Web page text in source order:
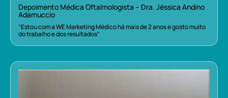
Depoimento Médica Oftalmologista – Dra. Jéssica Andino
Adamuccio
“Estou com a WE Marketing Médico há mais de 2 anos e gosto muito
do trabalho e dos resultados”